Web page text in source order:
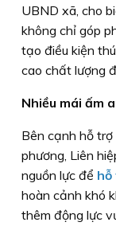
UBND xã, cho
không chỉ góp
tạo điều kiện
cao chất lượng
Nhiều mái ấm
Bên cạnh hỗ
phương, Liên
nguồn lực để hỗ
hoàn cảnh khó
thêm động lực